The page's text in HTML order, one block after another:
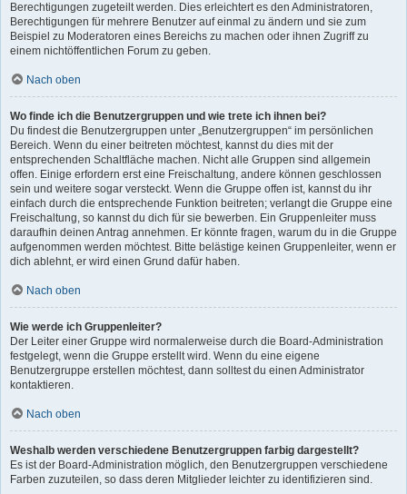
Berechtigungen zugeteilt werden. Dies erleichtert es den Administratoren,
Berechtigungen für mehrere Benutzer auf einmal zu ändern und sie zum
Beispiel zu Moderatoren eines Bereichs zu machen oder ihnen Zugriff zu
einem nichtöffentlichen Forum zu geben.
Nach oben
Wo finde ich die Benutzergruppen und wie trete ich ihnen bei?
Du findest die Benutzergruppen unter „Benutzergruppen“ im persönlichen
Bereich. Wenn du einer beitreten möchtest, kannst du dies mit der
entsprechenden Schaltfläche machen. Nicht alle Gruppen sind allgemein
offen. Einige erfordern erst eine Freischaltung, andere können geschlossen
sein und weitere sogar versteckt. Wenn die Gruppe offen ist, kannst du ihr
einfach durch die entsprechende Funktion beitreten; verlangt die Gruppe eine
Freischaltung, so kannst du dich für sie bewerben. Ein Gruppenleiter muss
daraufhin deinen Antrag annehmen. Er könnte fragen, warum du in die Gruppe
aufgenommen werden möchtest. Bitte belästige keinen Gruppenleiter, wenn er
dich ablehnt, er wird einen Grund dafür haben.
Nach oben
Wie werde ich Gruppenleiter?
Der Leiter einer Gruppe wird normalerweise durch die Board-Administration
festgelegt, wenn die Gruppe erstellt wird. Wenn du eine eigene
Benutzergruppe erstellen möchtest, dann solltest du einen Administrator
kontaktieren.
Nach oben
Weshalb werden verschiedene Benutzergruppen farbig dargestellt?
Es ist der Board-Administration möglich, den Benutzergruppen verschiedene
Farben zuzuteilen, so dass deren Mitglieder leichter zu identifizieren sind.